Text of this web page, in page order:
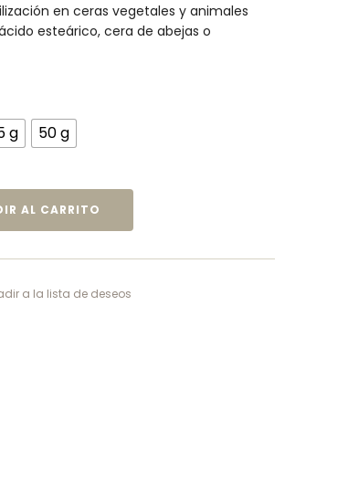
en ceras vegetales y animales
esteárico, cera de abejas o
g 50 g
AL CARRITO
a la lista de deseos